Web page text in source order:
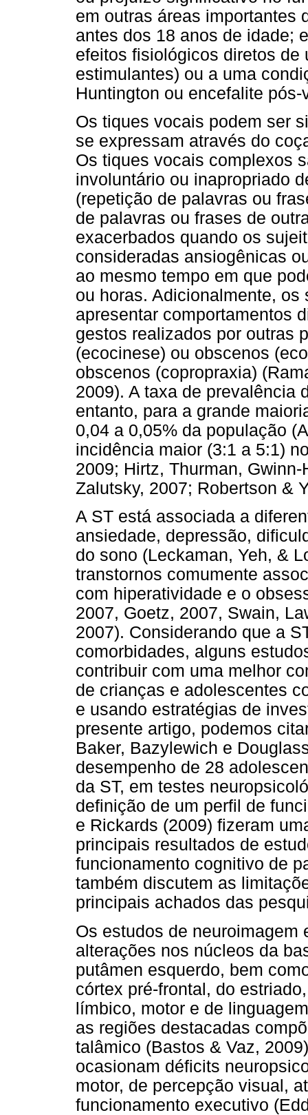
em outras áreas importantes
antes dos 18 anos de idade;
efeitos fisiológicos diretos de
estimulantes) ou a uma
Huntington ou encefalite
Os tiques vocais podem ser
se expressam através do
Os tiques vocais complexos
involuntário ou inapropriado
(repetição de palavras ou
de palavras ou frases de
exacerbados quando os
consideradas ansiogênicas
ao mesmo tempo em que
ou horas. Adicionalmente,
apresentar comportamentos
gestos realizados por outras
(ecocinese) ou obscenos
obscenos (copropraxia)
2009). A taxa de prevalência
entanto, para a grande
0,04 a 0,05% da população
incidência maior (3:1 a 5:1)
2009; Hirtz, Thurman,
Zalutsky, 2007; Robertson &
A ST está associada a
ansiedade, depressão,
do sono (Leckaman, Yeh, &
transtornos comumente
com hiperatividade e o
2007, Goetz, 2007, Swain,
2007). Considerando que a
comorbidades, alguns
contribuir com uma melhor
de crianças e adolescentes
e usando estratégias de
presente artigo, podemos
Baker, Bazylewich e
desempenho de 28
da ST, em testes
definição de um perfil de
e Rickards (2009) fizeram
principais resultados de
funcionamento cognitivo de
também discutem as
principais achados das
Os estudos de neuroimagem
alterações nos núcleos da
putâmen esquerdo, bem
córtex pré-frontal, do
límbico, motor e de
as regiões destacadas
talâmico (Bastos & Vaz,
ocasionam déficits
motor, de percepção visual,
funcionamento executivo